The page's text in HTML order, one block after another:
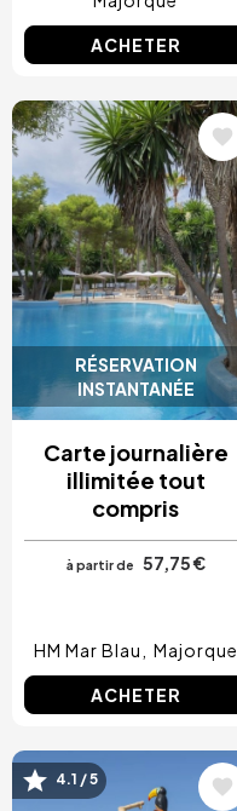
ACHETER
RÉSERVATION
INSTANTANÉE
Image
Carte journalière
illimitée tout
compris
à partir de 57,75 €
HM Mar Blau Majorque
ACHETER
Image
4.1 / 5